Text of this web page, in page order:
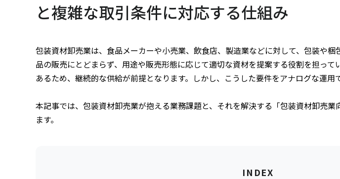
と複雑な取引条件に対応する仕組み
包装資材卸売業は、食品メーカーや小売業、飲食店、製造業などに対して、包装や
品の販売にとどまらず、用途や販売形態に応じて適切な資材を提案する役割を担って
あるため、継続的な供給が前提となります。しかし、こうした要件をアナログな運用
本記事では、包装資材卸売業が抱える業務課題と、それを解決する「包装資材卸売
ます。
INDEX